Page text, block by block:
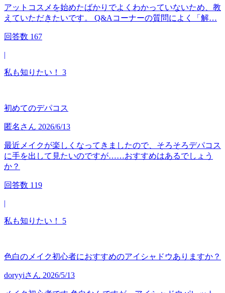
アットコスメを始めたばかりでよくわかっていないため、教
えていただきたいです。 Q&Aコーナーの質問によく「解…
回答数 167
|
私も知りたい！ 3
初めてのデパコス
匿名 さん 2026/6/13
最近メイクが楽しくなってきましたので、そろそろデパコス
に手を出して見たいのですが……おすすめはあるでしょう
か？
回答数 119
|
私も知りたい！ 5
色白のメイク初心者におすすめのアイシャドウありますか？
doryyiさん 2026/5/13